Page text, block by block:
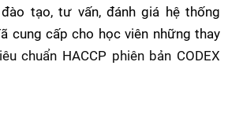
tạo, tư vấn, đánh giá hệ thống
cung cấp cho học viên những thay
chuẩn HACCP phiên bản CODEX